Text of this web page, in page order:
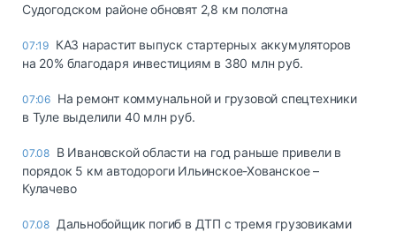
Судогодском районе обновят 2,8 км полотна
07:19 КАЗ нарастит выпуск стартерных аккумуляторов
на 20% благодаря инвестициям в 380 млн руб.
07:06 На ремонт коммунальной и грузовой спецтехники
в Туле выделили 40 млн руб.
07.08 В Ивановской области на год раньше привели в
порядок 5 км автодороги Ильинское-Хованское –
Кулачево
07.08 Дальнобойщик погиб в ДТП с тремя грузовиками